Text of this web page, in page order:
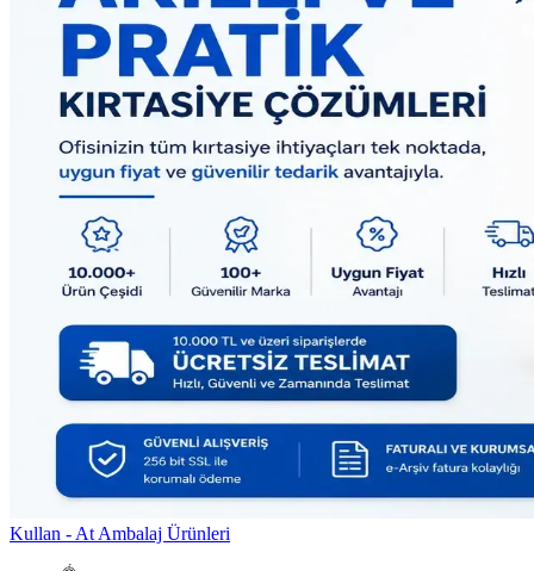
Kullan - At Ambalaj Ürünleri